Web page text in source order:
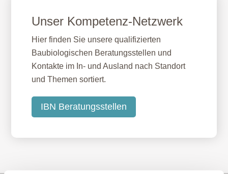
Unser Kompetenz-Netzwerk
Hier finden Sie unsere qualifizierten
Baubiologischen Beratungsstellen und
Kontakte im In- und Ausland nach Standort
und Themen sortiert.
IBN Beratungsstellen